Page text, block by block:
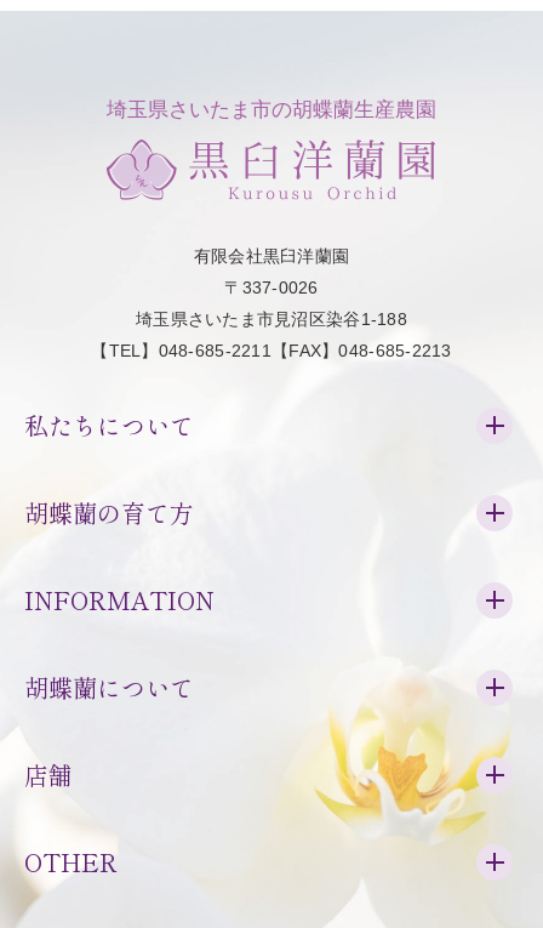
埼玉県さいたま市の胡蝶蘭生産農園
有限会社黒臼洋蘭園
〒337-0026
埼玉県さいたま市見沼区染谷1-188
【TEL】048-685-2211【FAX】048-685-2213
私たちについて
胡蝶蘭の育て方
INFORMATION
胡蝶蘭について
店舗
OTHER